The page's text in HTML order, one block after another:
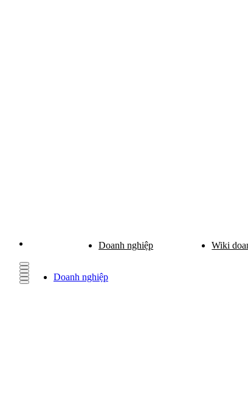
Doanh nghiệp Wiki
Doanh nghiệp